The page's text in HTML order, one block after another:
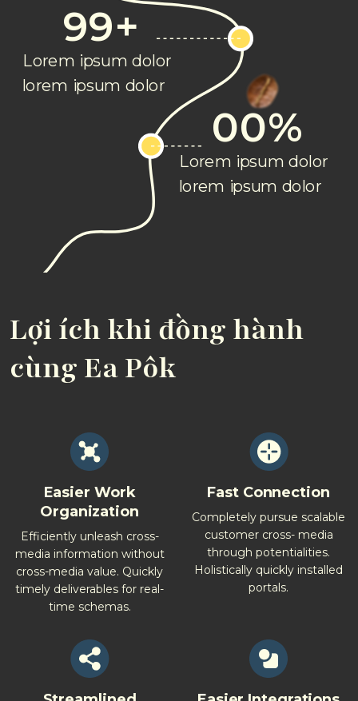
99+
Lorem ipsum dolor
lorem ipsum dolor
00%
Lorem ipsum dolor
lorem ipsum dolor
Lợi ích khi đồng hành
cùng Ea Pôk
Easier Work
Organization
Efficiently unleash cross-
media information without
cross-media value. Quickly
timely deliverables for real-
time schemas.
Fast Connection
Completely pursue scalable
customer cross- media
through potentialities.
Holistically quickly installed
portals.